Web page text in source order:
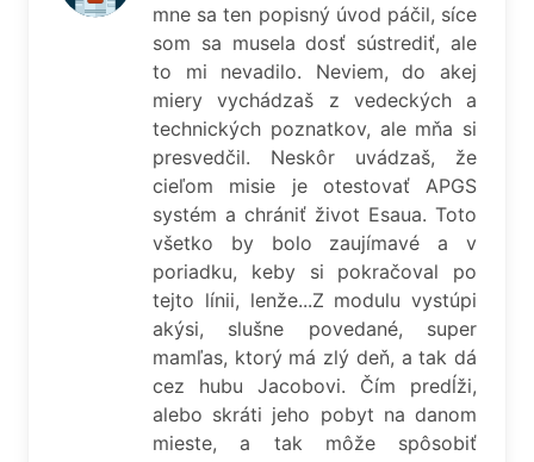
mne sa ten popisný úvod páčil, síce
som sa musela dosť sústrediť, ale
to mi nevadilo. Neviem, do akej
miery vychádzaš z vedeckých a
technických poznatkov, ale mňa si
presvedčil. Neskôr uvádzaš, že
cieľom misie je otestovať APGS
systém a chrániť život Esaua. Toto
všetko by bolo zaujímavé a v
poriadku, keby si pokračoval po
tejto línii, lenže...Z modulu vystúpi
akýsi, slušne povedané, super
mamľas, ktorý má zlý deň, a tak dá
cez hubu Jacobovi. Čím predĺži,
alebo skráti jeho pobyt na danom
mieste, a tak môže spôsobiť